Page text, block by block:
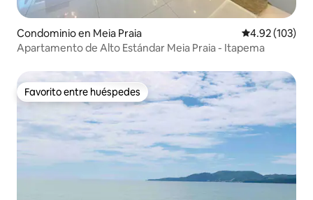
Condominio en Meia Praia Calificación
4.92 (103)
Apartamento de Alto Estándar Meia Praia - Itapema
Favorito entre huéspedes
Favorito entre huéspedes